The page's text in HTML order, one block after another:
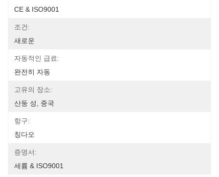
CE & ISO9001
조건:
새로운
자동적인 급료:
완전히 자동
고유의 장소:
산둥 성, 중국
항구:
칭다오
증명서:
세륨 & ISO9001